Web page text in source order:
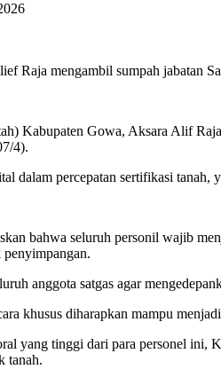
Raja mengambil sumpah jabatan
Kabupaten Gowa, Aksara Alif
4).
dalam percepatan sertifikasi tanah,
bahwa seluruh personil wajib
penyimpangan.
anggota satgas agar
khusus diharapkan mampu
yang tinggi dari para personel ini,
tanah.